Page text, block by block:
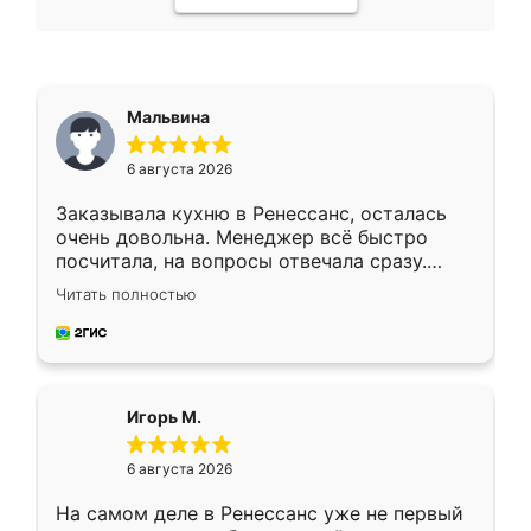
Мальвина
6 августа 2026
Заказывала кухню в Ренессанс, осталась
очень довольна. Менеджер всё быстро
посчитала, на вопросы отвечала сразу.
Замерщик приехал в субботу, подошёл к
делу со всей ответственностью. Собрали
за день, ребята работали аккуратно, даже
Читать полностью
Игорь М.
6 августа 2026
На самом деле в Ренессанс уже не первый